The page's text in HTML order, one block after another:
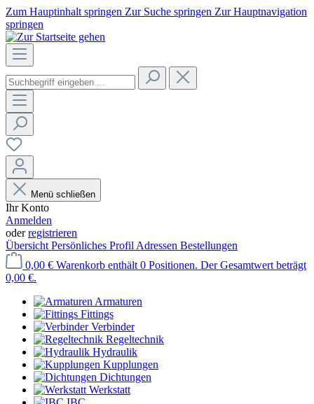
Zum Hauptinhalt springen Zur Suche springen Zur Hauptnavigation
springen
Menü schließen
Ihr Konto
Anmelden
oderregistrieren
Übersicht Persönliches Profil Adressen Bestellungen
0,00 € Warenkorb enthält 0 Positionen. Der Gesamtwert beträgt
0,00 €.
Armaturen
Fittings
Verbinder
Regeltechnik
Hydraulik
Kupplungen
Dichtungen
Werkstatt